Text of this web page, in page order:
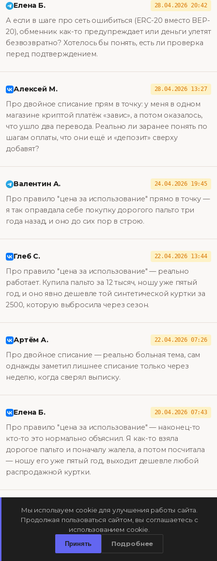
Елена Б. 28.04.2026 20:42
А если в шаге про сеть ошибиться (ERC-20 вместо BEP-
20), обменник как-то предупреждает или деньги улетят
безвозвратно? Хотелось бы понять, есть ли проверка
перед подтверждением.
Алексей М. 28.04.2026 13:27
Про двойное списание прям в точку: у меня в одном
магазине криптой платёж «завис», а потом оказалось,
что ушло два перевода. Реально ли заранее понять по
шагам оплаты, что они ещё и «депозит» сверху
добавят?
Валентин А. 24.04.2026 19:45
Про правило "цена за использование" прямо в точку —
я так оправдала себе покупку дорогого пальто три
года назад, и оно до сих пор в строю.
Глеб С. 22.04.2026 13:44
Про правило "цена за использование" — реально
работает. Купила пальто за 12 тысяч, ношу уже пятый
год, и оно явно дешевле той синтетической куртки за
2500, которую выбросила через сезон.
Артём А. 22.04.2026 07:26
Про двойное списание — реально больная тема, сам
однажды заметил лишнее списание только через
неделю, когда сверял выписку.
Елена Б. 20.04.2026 07:43
Про правило "цена за использование" — наконец-то
кто-то это нормально объяснил. Я как-то взяла
дорогое пальто и поначалу жалела, а потом посчитала
— ношу его уже пятый год, выходит дешевле любой
распродажной куртки.
Роман К. 19.04.2026 15:50
Интересно про Birkin — 14% годовых звучит
убедительно, но это же единицы экземпляров в
нужном состоянии, а не массовая история.
Мы используем cookie для улучшения работы сайта.
Продолжая пользоваться сайтом, вы соглашаетесь с
использованием cookie.
Принять Подробнее